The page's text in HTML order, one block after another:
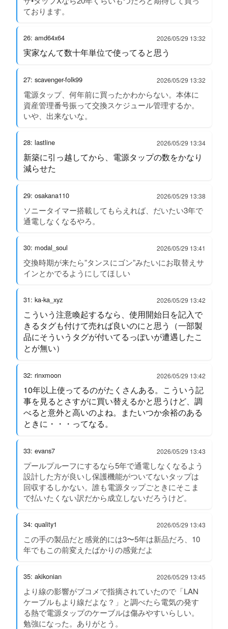
ております。
26: amd64x64 2026/05/29 13:32
実家なんて数十年単位で使ってると思う
27: scavenger-folk99 2026/05/29 13:32
電源タップ、何年前に買ったかわからない。本体に
資産管理番号振って交換スケジュール管理するか。
いや、出来ないな。
28: lastline 2026/05/29 13:34
新築に引っ越してから、電源タップの数をかなり
減らせた
29: osakana110 2026/05/29 13:38
ソニータイマー搭載してもらえれば、だいたい3年で
通電しなくなるやろ。
30: modal_soul 2026/05/29 13:41
交換時期が来たら”タンスにゴン”みたいにお取替えサ
インとかでるようにしてほしい
31: ka-ka_xyz 2026/05/29 13:42
こういう注意喚起するなら、使用開始日を記入で
きるタグも付けて売れば良いのにと思う（一部製
品にそういうタグが付いてるっぽいが遭遇したこ
とが無い）
32: rinxmoon 2026/05/29 13:42
10年以上使ってるのがたくさんある。こういう記
事を見るとさすがに買い替えるかと思うけど、調
べると意外と高いのよね。またいつか余裕のある
ときに・・・ってなる。
33: evans7 2026/05/29 13:43
プールプルーフにするなら5年で通電しなくなるよう
設計した方が良いし保護機能がついてないタップは
回収するしかない。誰も電源タップごときにそこま
で払いたくない訳だから成立しないだろうけど。
34: quality1 2026/05/29 13:43
この手の製品だと感覚的には3〜5年は新品だろ、10
年でもこの前変えたばかりの感覚だよ
35: akikonian 2026/05/29 13:45
より線の影響がブコメで指摘されていたので「LAN
ケーブルもより線だよな？」と調べたら電気の発す
る熱で電源タップのケーブルは傷みやすいらしい。
勉強になった。ありがとう。